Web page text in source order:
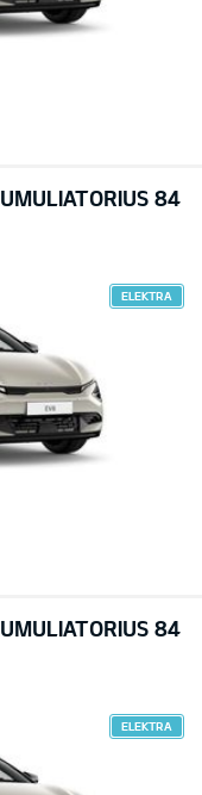
84
ELEKTRA
84
ELEKTRA